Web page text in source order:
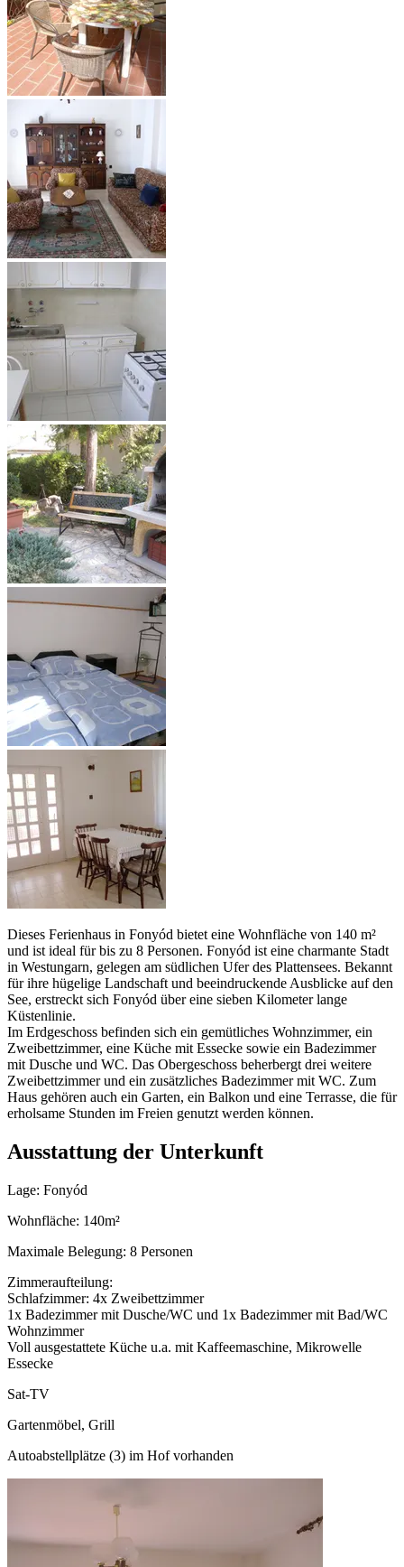
Dieses Ferienhaus in Fonyód bietet eine Wohnfläche von 140 m²
und ist ideal für bis zu 8 Personen. Fonyód ist eine charmante Stadt
in Westungarn, gelegen am südlichen Ufer des Plattensees. Bekannt
für ihre hügelige Landschaft und beeindruckende Ausblicke auf den
See, erstreckt sich Fonyód über eine sieben Kilometer lange
Küstenlinie.
Im Erdgeschoss befinden sich ein gemütliches Wohnzimmer, ein
Zweibettzimmer, eine Küche mit Essecke sowie ein Badezimmer
mit Dusche und WC. Das Obergeschoss beherbergt drei weitere
Zweibettzimmer und ein zusätzliches Badezimmer mit WC. Zum
Haus gehören auch ein Garten, ein Balkon und eine Terrasse, die für
erholsame Stunden im Freien genutzt werden können.
Ausstattung der Unterkunft
Lage: Fonyód
Wohnfläche: 140m²
Maximale Belegung: 8 Personen
Zimmeraufteilung:
Schlafzimmer: 4x Zweibettzimmer
1x Badezimmer mit Dusche/WC und 1x Badezimmer mit Bad/WC
Wohnzimmer
Voll ausgestattete Küche u.a. mit Kaffeemaschine, Mikrowelle
Essecke
Sat-TV
Gartenmöbel, Grill
Autoabstellplätze (3) im Hof vorhanden